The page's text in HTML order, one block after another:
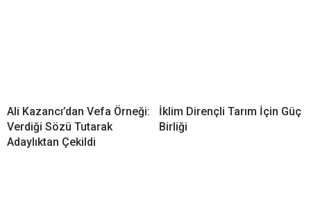
Ali Kazancı’dan Vefa Örneği:
Verdiği Sözü Tutarak
Adaylıktan Çekildi
İklim Dirençli Tarım İçin Güç
Birliği